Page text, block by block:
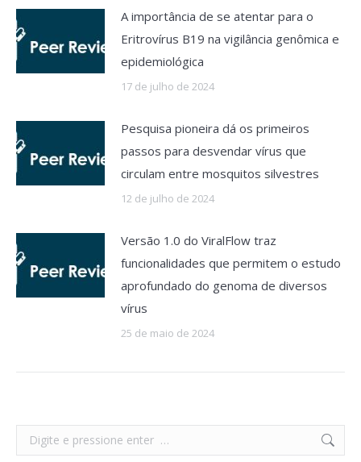
A importância de se atentar para o
Eritrovírus B19 na vigilância genômica e
epidemiológica
17 de julho de 2024
Pesquisa pioneira dá os primeiros
passos para desvendar vírus que
circulam entre mosquitos silvestres
12 de julho de 2024
Versão 1.0 do ViralFlow traz
funcionalidades que permitem o estudo
aprofundado do genoma de diversos
vírus
25 de maio de 2024
Search: